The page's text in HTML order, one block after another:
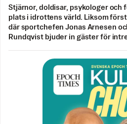
Stjärnor, doldisar, psykologer och
plats i idrottens värld. Liksom
där sportchefen Jonas Arnesen
Rundqvist bjuder in gäster för